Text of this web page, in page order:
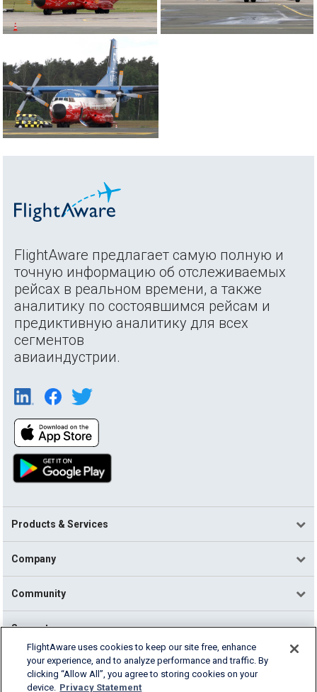
FlightAware предлагает самую полную и
точную информацию об отслеживаемых
рейсах в реальном времени, а также
аналитику по состоявшимся рейсам и
предиктивную аналитику для всех
сегментов
авиаиндустрии.
Products & Services
Company
Community
Support
English (USA)
2026 FlightAware
FlightAware uses cookies to keep our site free, enhance
your experience, and to analyze performance and traffic. By
clicking “Allow All”, you agree to storing cookies on your
device. Privacy Statement